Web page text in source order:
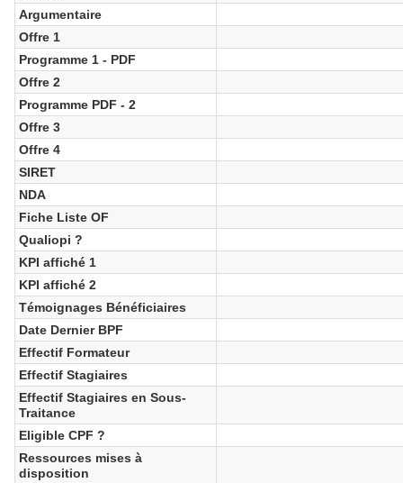
Argumentaire
Offre 1
Programme 1 - PDF
Offre 2
Programme PDF - 2
Offre 3
Offre 4
SIRET
NDA
Fiche Liste OF
Qualiopi ?
KPI affiché 1
KPI affiché 2
Témoignages Bénéficiaires
Date Dernier BPF
Effectif Formateur
Effectif Stagiaires
Effectif Stagiaires en Sous-
Traitance
Eligible CPF ?
Ressources mises à
disposition